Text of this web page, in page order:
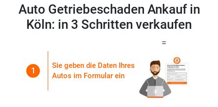
Auto Getriebeschaden Ankauf in
Köln: in 3 Schritten verkaufen
1
Sie geben die Daten Ihres
Autos im Formular ein
=